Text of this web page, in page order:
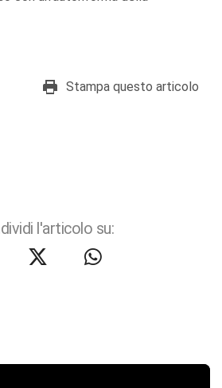
Stampa questo articolo
l'articolo su: